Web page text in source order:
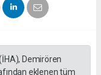
Demirören
eklenen tüm